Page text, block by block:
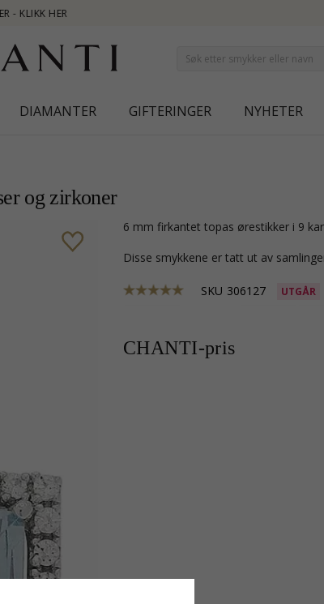
DIAMANTER GIFTERINGER NYHETER
og zirkoner
6 mm firkantet topas ørestikker i 9
Disse smykkene er tatt ut av
SKU 306127 UTGÅR
CHANTI-pris